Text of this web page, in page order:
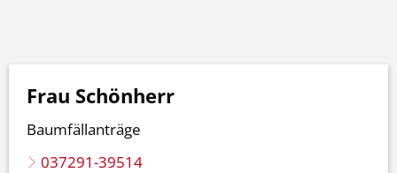
Frau Schönherr
Baumfällanträge
037291-39514